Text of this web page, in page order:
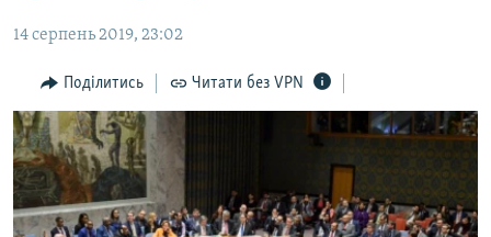
Перейти
пошуку
ПОГЛЯД
ІНТЕРВ'Ю
ВСЕ ЗА ДЕНЬ
СПЕЦПРОЕКТИ
ДЕПОРТАЦІЯ
ЯК ОБІЙТИ БЛОКУВАННЯ
14 серпень 2019, 23:02
Поділитись Читати без VPN